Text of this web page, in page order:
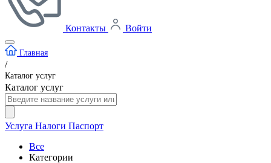
Контакты Войти
Главная
/
Каталог услуг
Каталог услуг
Услуга Налоги Паспорт
Все
Категории